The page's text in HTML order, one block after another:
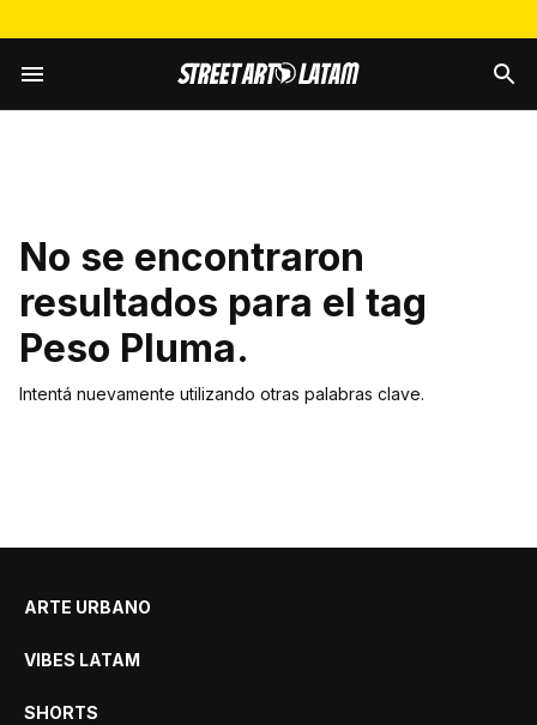
No se encontraron
resultados para el tag
Peso Pluma.
Intentá nuevamente utilizando otras palabras clave.
ARTE URBANO
VIBES LATAM
SHORTS